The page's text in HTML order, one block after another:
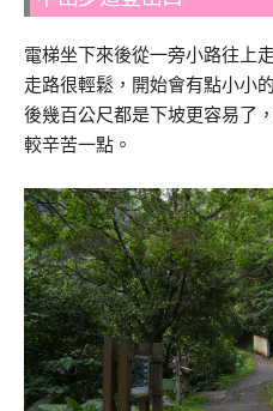
電梯坐下來後從一旁小路往上
走路很輕鬆，開始會有點小小
後幾百公尺都是下坡更容易了
較辛苦一點。